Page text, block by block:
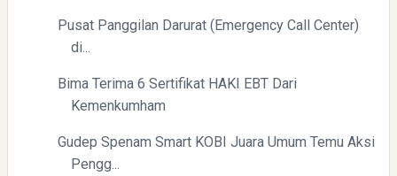
Pusat Panggilan Darurat (Emergency Call Center)
di...
Bima Terima 6 Sertifikat HAKI EBT Dari
Kemenkumham
Gudep Spenam Smart KOBI Juara Umum Temu Aksi
Pengg...